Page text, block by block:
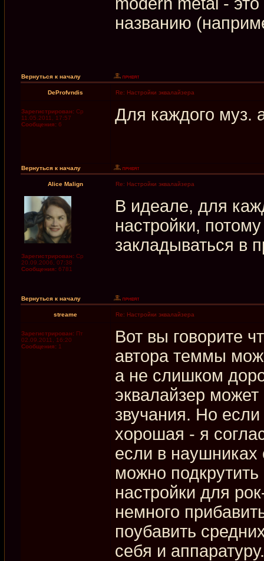
названию
Вернуться к началу
DeProfvndis Re: Настройки эквалайзера
Зарегистрирован: Ср
11.05.2011, 17:57
Сообщения: 6
Для каждого муз.
Вернуться к началу
Alice Malign Re: Настройки эквалайзера
Зарегистрирован: Ср
20.09.2006, 07:38
Сообщения: 6781
В идеале, для
настройки,
закладываться в
Вернуться к началу
streame Re: Настройки эквалайзера
Зарегистрирован: Пт
02.09.2011, 16:20
Сообщения: 1
Вот вы говорите
автора теммы
а не слишком
эквалайзер
звучания. Но
хорошая - я
если в
можно
настройки для
немного
поубавить
себя и аппаратуру.